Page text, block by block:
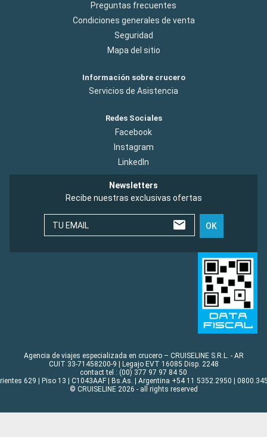
Preguntas frecuentes
Condiciones generales de venta
Seguridad
Mapa del sitio
Información sobre crucero
Servicios de Asistencia
Redes Sociales
Facebook
Instagram
LinkedIn
Newsletters
Recibe nuestras exclusivas ofertas
TU EMAIL OK
Agencia de viajes especializada en crucero – CRUISELINE S.R.L. - AR
CUIT 33-71458200-9 | Legajo EVT 16085 Disp. 2248
contact tel : (00) 377 97 97 84 50
629 | Piso 13 | C1043AAF | Bs.As. | Argentina +54 11 5352.2950 |
© CRUISELINE 2026 - all rights reserved